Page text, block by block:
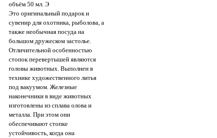
объём 50 мл. Э
Это оригинальный подарок и
сувенир для охотника, рыболова, а
также необычная посуда на
большом дружеском застолье.
Отличительной особенностью
стопок перевертышей являются
головы животных. Выполнен в
технике художественного литья
под вакуумом. Железные
наконечники в виде животных
изготовлены из сплава олова и
металла. При этом они
обеспечивают стопке
устойчивость, когда она